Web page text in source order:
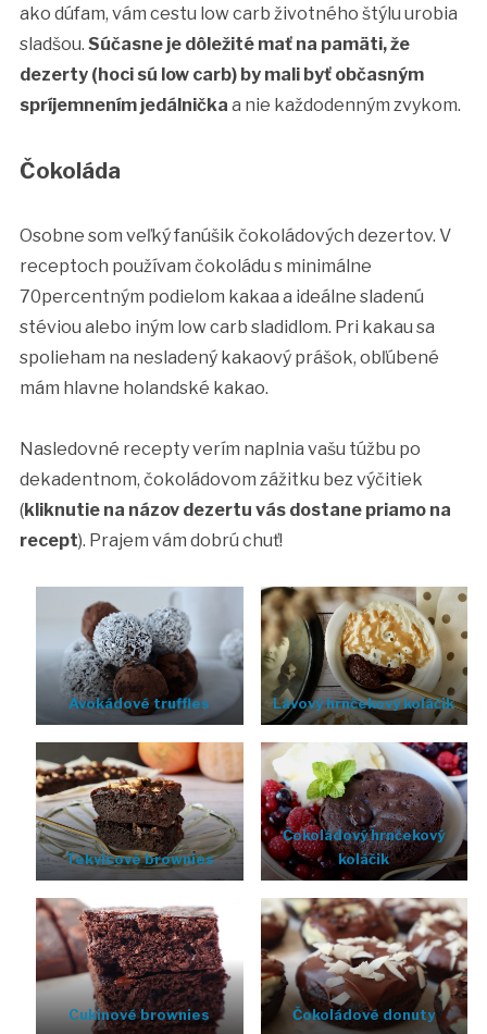
ako dúfam, vám cestu low carb životného štýlu urobia
sladšou. Súčasne je dôležité mať na pamäti, že
dezerty (hoci sú low carb) by mali byť občasným
spríjemnením jedálnička a nie každodenným zvykom.
Čokoláda
Osobne som veľký fanúšik čokoládových dezertov. V
receptoch používam čokoládu s minimálne
70percentným podielom kakaa a ideálne sladenú
stéviou alebo iným low carb sladidlom. Pri kakau sa
spolieham na nesladený kakaový prášok, obľúbené
mám hlavne holandské kakao.
Nasledovné recepty verím naplnia vašu túžbu po
dekadentnom, čokoládovom zážitku bez výčitiek
(kliknutie na názov dezertu vás dostane priamo na
recept). Prajem vám dobrú chuť!
Avokádové truffles Lávový hrnčekový koláčik
Tekvicové brownies
Čokoládový hrnčekový
koláčik
Cukinové brownies Čokoládové donuty